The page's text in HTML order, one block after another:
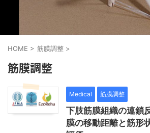
HOME > 筋膜調整 >
筋膜調整
Medical 筋膜調整
下肢筋膜組織の連鎖
膜の移動距離と筋形